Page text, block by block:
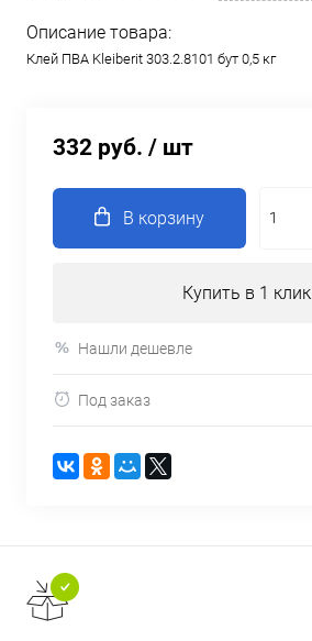
Описание товара:
Клей ПВА Kleiberit 303.2.8101 бут 0,5 кг
332 руб. / шт
В корзину
Купить в 1 клик
Нашли дешевле
Под заказ